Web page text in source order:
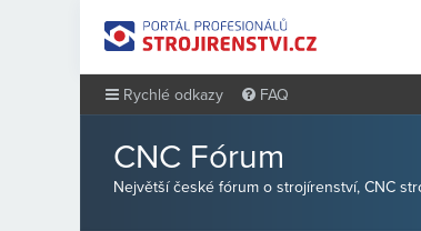
Rychlé odkazy FAQ
CNC Fórum
Největší české fórum o strojírenství, CNC